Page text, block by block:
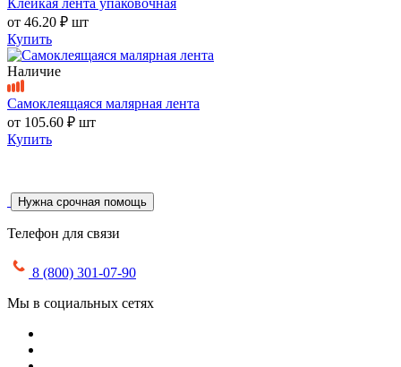
Клейкая лента упаковочная
от 46.20 ₽ шт
Купить
Наличие
Самоклеящаяся малярная лента
от 105.60 ₽ шт
Купить
Нужна срочная помощь
Телефон для связи
8 (800) 301-07-90
Мы в социальных сетях